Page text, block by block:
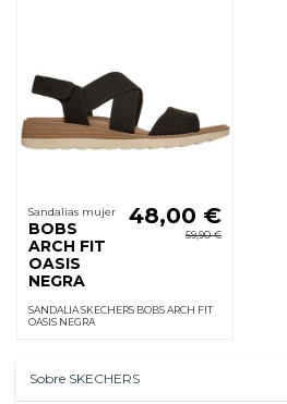
Sandalias mujer
BOBS
ARCH FIT
OASIS
NEGRA
48,00 €
59,90 €
SANDALIA SKECHERS BOBS ARCH FIT
OASIS NEGRA
Sobre SKECHERS